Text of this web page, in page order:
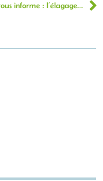
Enedis vous informe : l’élagage à proximité des lignes électriques